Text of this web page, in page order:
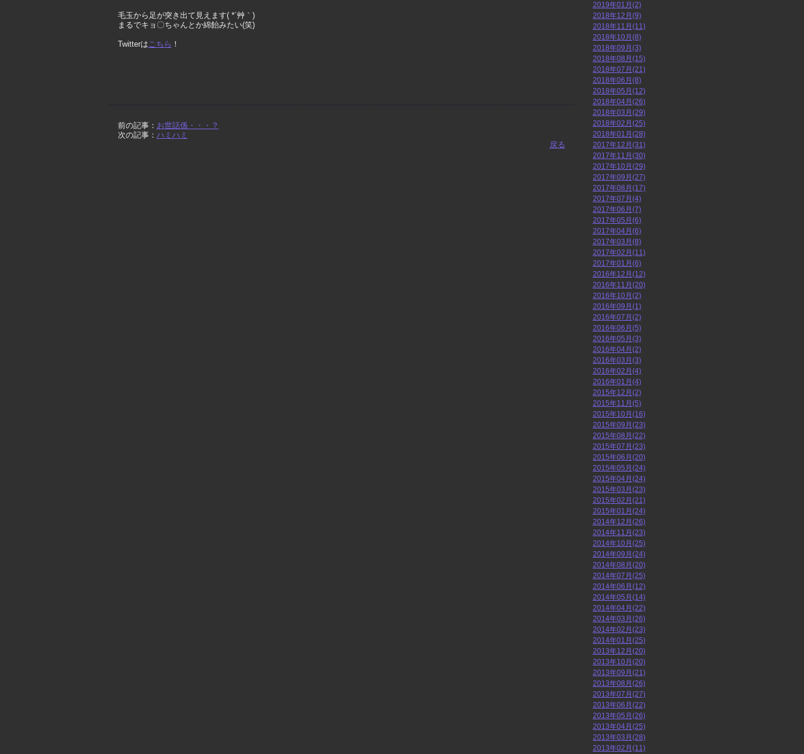
毛玉から足が突き出て見えます( *´艸｀)
まるでキョ〇ちゃんとか綿飴みたい(笑)
Twitterはこちら ！
前の記事： お世話係・・・？
次の記事： ハミハミ
戻る
2019年01月(2)
2018年12月(9)
2018年11月(11)
2018年10月(8)
2018年09月(3)
2018年08月(15)
2018年07月(21)
2018年06月(8)
2018年05月(12)
2018年04月(26)
2018年03月(29)
2018年02月(25)
2018年01月(28)
2017年12月(31)
2017年11月(30)
2017年10月(29)
2017年09月(27)
2017年08月(17)
2017年07月(4)
2017年06月(7)
2017年05月(6)
2017年04月(6)
2017年03月(8)
2017年02月(11)
2017年01月(6)
2016年12月(12)
2016年11月(20)
2016年10月(2)
2016年09月(1)
2016年07月(2)
2016年06月(5)
2016年05月(3)
2016年04月(2)
2016年03月(3)
2016年02月(4)
2016年01月(4)
2015年12月(2)
2015年11月(5)
2015年10月(16)
2015年09月(23)
2015年08月(22)
2015年07月(23)
2015年06月(20)
2015年05月(24)
2015年04月(24)
2015年03月(23)
2015年02月(21)
2015年01月(24)
2014年12月(26)
2014年11月(23)
2014年10月(25)
2014年09月(24)
2014年08月(20)
2014年07月(25)
2014年06月(12)
2014年05月(14)
2014年04月(22)
2014年03月(26)
2014年02月(23)
2014年01月(25)
2013年12月(20)
2013年10月(20)
2013年09月(21)
2013年08月(26)
2013年07月(27)
2013年06月(22)
2013年05月(26)
2013年04月(25)
2013年03月(28)
2013年02月(11)